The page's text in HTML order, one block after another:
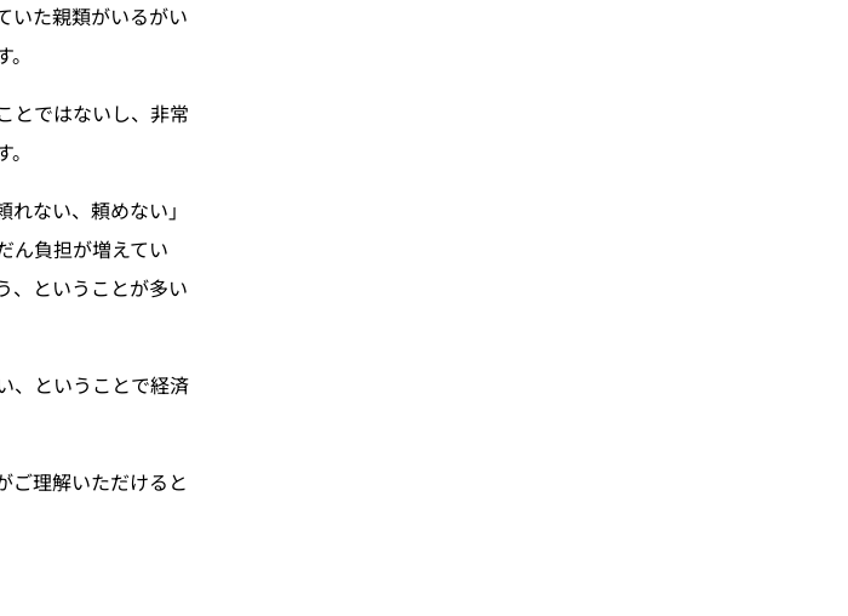
いた親類がいるがい
とではないし、非常
ない、頼めない」
ん負担が増えてい
、ということが多い
、ということで経済
ご理解いただけると